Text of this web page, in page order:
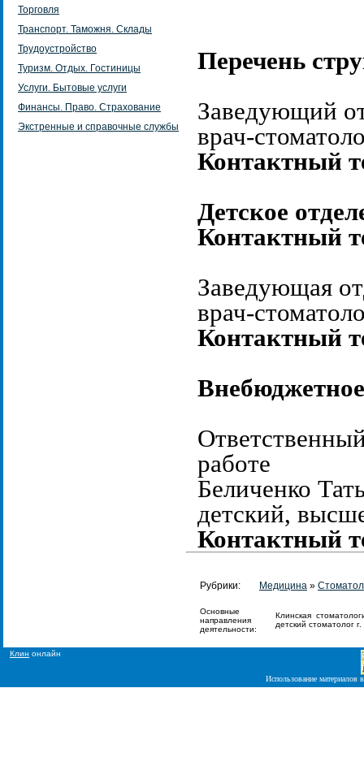
Торговля
Транспорт. Таможня. Склады
Трудоустройство
Туризм. Отдых. Гостиницы
Услуги. Бытовые услуги
Финансы. Право. Страхование
Экстренные и справочные службы
Перечень
Заведующий
врач-
Контактный
Детское
Контактный
Заведующая
врач-
Контактный
Внебюджетное
работе
Беличенко
детский,
Контактный
Рубрики: Медицина »
Основные
направления
деятельности:
Клинская
детский стоматолог
Клин онлайн
Использование материалов